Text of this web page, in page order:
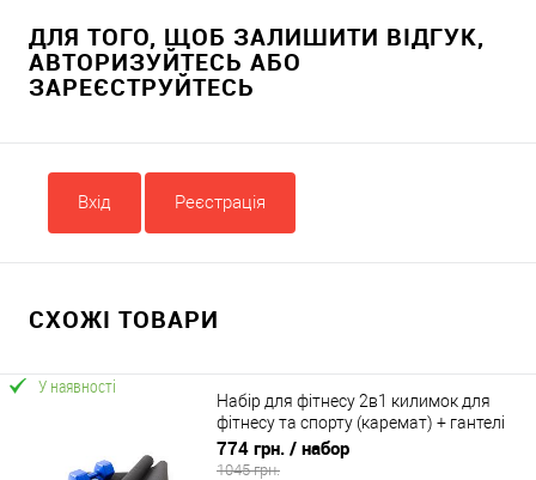
ДЛЯ ТОГО, ЩОБ ЗАЛИШИТИ ВІДГУК,
АВТОРИЗУЙТЕСЬ АБО
ЗАРЕЄСТРУЙТЕСЬ
Вхід Реєстрація
СХОЖІ ТОВАРИ
У наявності
Набір для фітнесу 2в1 килимок для
фітнесу та спорту (каремат) + гантелі
2шт по 4 кг OSPORT Set 8 (n-0039)
774 грн. / набор
1045 грн.